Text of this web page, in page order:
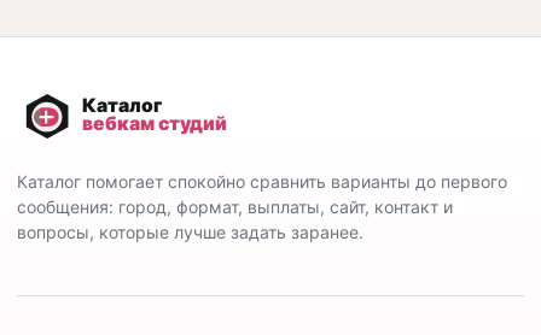
Каталог помогает спокойно сравнить варианты до первого
сообщения: город, формат, выплаты, сайт, контакт и
вопросы, которые лучше задать заранее.